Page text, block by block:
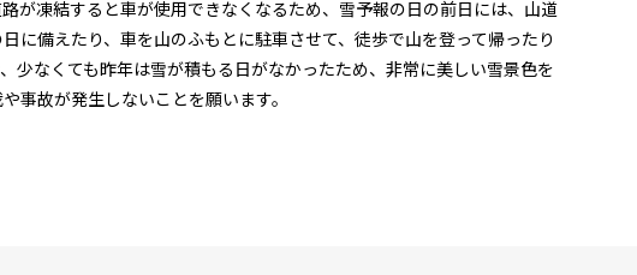
が凍結すると車が使用できなくなるため、雪予報の日の前日には、山道
に備えたり、車を山のふもとに駐車させて、徒歩で山を登って帰ったり
少なくても昨年は雪が積もる日がなかったため、非常に美しい雪景色を
事故が発生しないことを願います。